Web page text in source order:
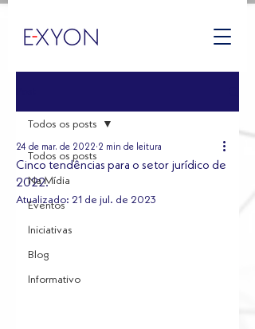
Todos os posts
Na Mídia
Eventos
Iniciativas
Blog
Informativo
Todos os posts
Cinco tendências para o setor jurídico de
2022.
24 de mar. de 2022 2 min de leitura
Atualizado: 21 de jul. de 2023